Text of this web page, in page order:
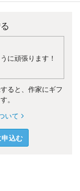
に頑張ります！
ると、作家にギフ
。
いて
込む